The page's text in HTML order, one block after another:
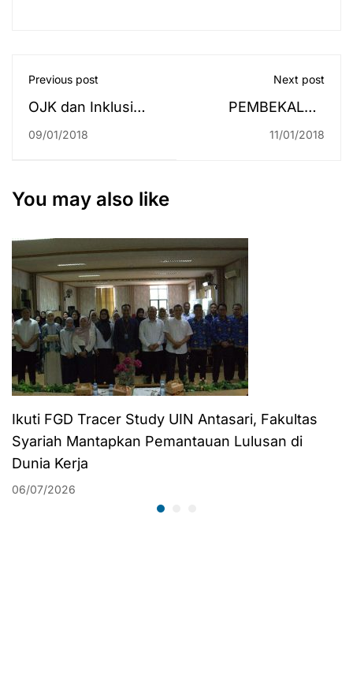
Previous post
OJK dan Inklusi
Keuangan:
Fakultas Syariah
Tahun Akademik
2017/2018
09/01/2018
Next post
PEMBEKALAN
PRAKTIKUM
11/01/2018
You may also like
Ikuti FGD Tracer Study UIN Antasari, Fakultas
Syariah Mantapkan Pemantauan Lulusan di
Dunia Kerja
06/07/2026